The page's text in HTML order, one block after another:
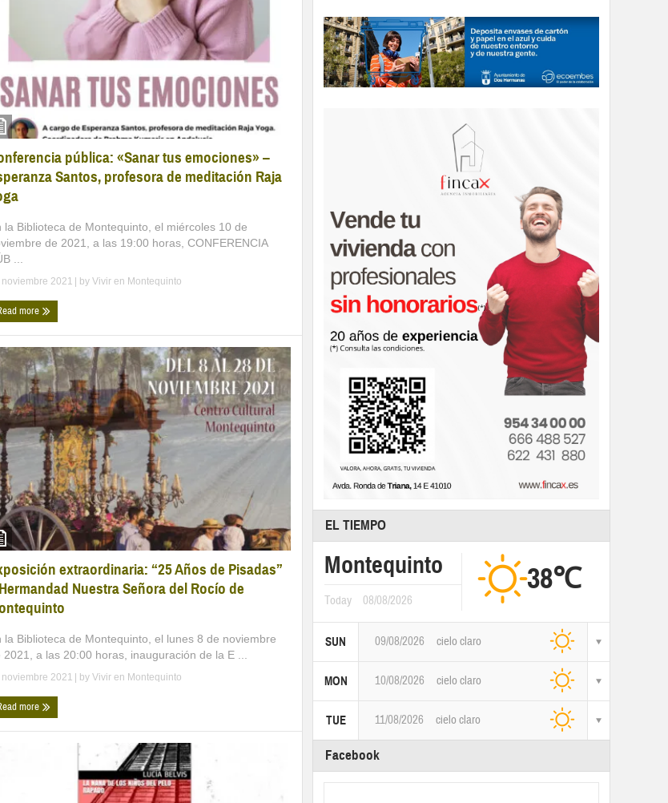
pública: «Sanar tus emociones» –
Santos, profesora de meditación Raja
la Biblioteca de Montequinto, el miércoles 10 de
de 2021, a las 19:00 horas, CONFERENCIA
...
2021 | by Vivir en Montequinto
more
extraordinaria: “25 Años de Pisadas”
Nuestra Señora del Rocío de
la Biblioteca de Montequinto, el lunes 8 de noviembre
2021, a las 20:00 horas, inauguración de la E ...
2021 | by Vivir en Montequinto
more
EL TIEMPO
Montequinto
Today 08/08/2026
38℃
SUN 09/08/2026 cielo claro
MON 10/08/2026 cielo claro
TUE 11/08/2026 cielo claro
Facebook